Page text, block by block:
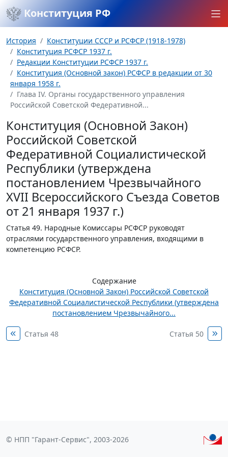
Конституция РФ
История
Конституции СССР и РСФСР (1918-1978)
Конституция РСФСР 1937 г.
Редакции Конституции РСФСР 1937 г.
Конституция (Основной закон) РСФСР в редакции от 30
января 1958 г.
Глава IV. Органы государственного управления
Российской Советской Федеративной...
Конституция (Основной Закон)
Российской Советской
Федеративной Социалистической
Республики (утверждена
постановлением Чрезвычайного
XVII Всероссийского Съезда Советов
от 21 января 1937 г.)
Статья 49. Народные Комиссары РСФСР руководят
отраслями государственного управления, входящими в
компетенцию РСФСР.
Содержание
Конституция (Основной Закон) Российской Советской
Федеративной Социалистической Республики (утверждена
постановлением Чрезвычайного...
Статья 48 Статья 50
© НПП "Гарант-Сервис", 2003-2026